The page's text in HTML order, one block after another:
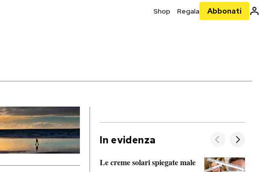
Shop Regala Abbonati
In evidenza
Le creme solari spiegate male